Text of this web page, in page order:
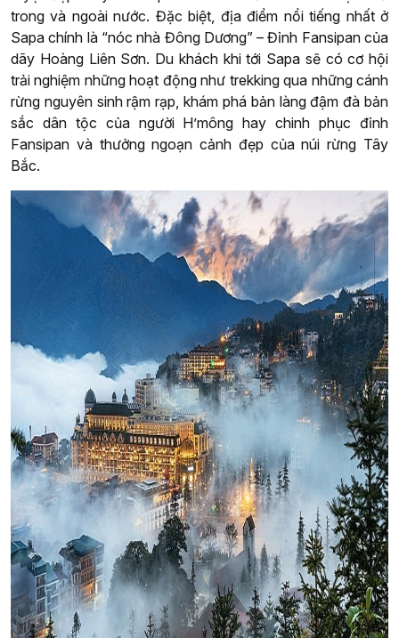
trong và ngoài nước. Đặc biệt, địa điểm nổi tiếng nhất ở
Sapa chính là “nóc nhà Đông Dương” – Đỉnh Fansipan của
dãy Hoàng Liên Sơn. Du khách khi tới Sapa sẽ có cơ hội
trải nghiệm những hoạt động như trekking qua những cánh
rừng nguyên sinh rậm rạp, khám phá bản làng đậm đà bản
sắc dân tộc của người H’mông hay chinh phục đỉnh
Fansipan và thưởng ngoạn cảnh đẹp của núi rừng Tây
Bắc.